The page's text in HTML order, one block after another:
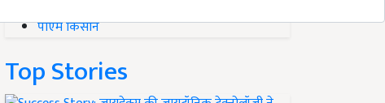
पीएम किसान
Top Stories